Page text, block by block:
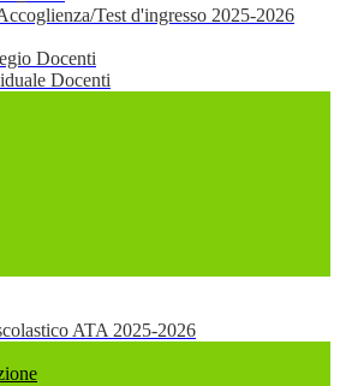
Test d'ingresso 2025-2026
Docenti
Docenti
ATA 2025-2026